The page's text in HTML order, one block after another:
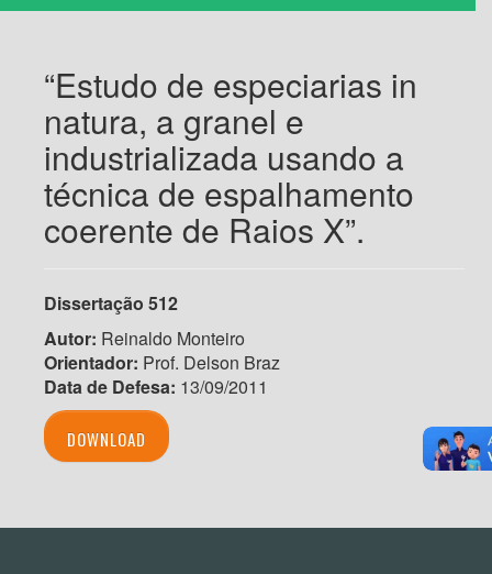
“Estudo de especiarias in
natura, a granel e
industrializada usando a
técnica de espalhamento
coerente de Raios X”.
Dissertação 512
Autor: Reinaldo Monteiro
Orientador: Prof. Delson Braz
Data de Defesa: 13/09/2011
DOWNLOAD